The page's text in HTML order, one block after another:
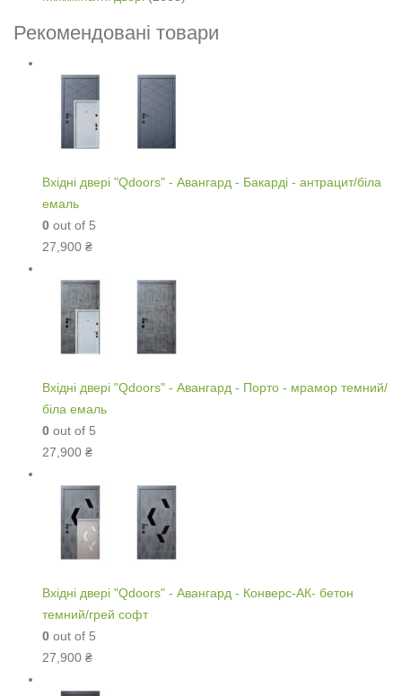
Рекомендовані товари
Вхідні двері "Qdoors" - Авангард - Бакарді - антрацит/біла
емаль
0 out of 5
27,900 ₴
Вхідні двері "Qdoors" - Авангард - Порто - мрамор темний/
біла емаль
0 out of 5
27,900 ₴
Вхідні двері "Qdoors" - Авангард - Конверс-АК- бетон
темний/грей софт
0 out of 5
27,900 ₴